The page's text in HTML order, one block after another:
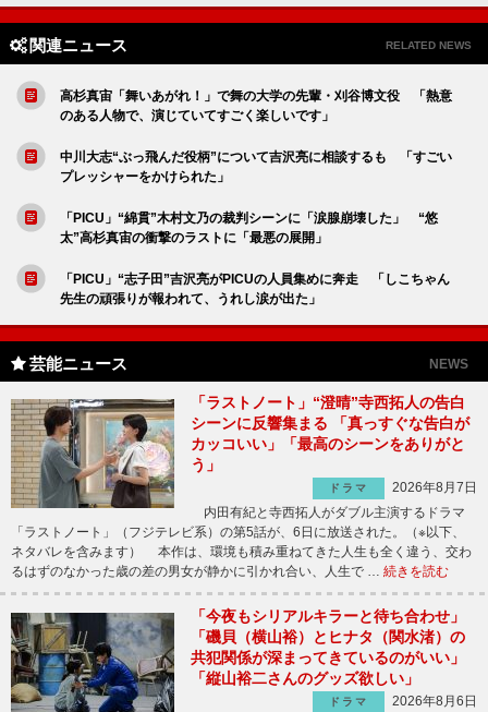
関連ニュース RELATED NEWS
高杉真宙「舞いあがれ！」で舞の大学の先輩・刈谷博文役 「熱意
のある人物で、演じていてすごく楽しいです」
中川大志“ぶっ飛んだ役柄”について吉沢亮に相談するも 「すごい
プレッシャーをかけられた」
「PICU」“綿貫”木村文乃の裁判シーンに「涙腺崩壊した」 “悠
太”高杉真宙の衝撃のラストに「最悪の展開」
「PICU」“志子田”吉沢亮がPICUの人員集めに奔走 「しこちゃん
先生の頑張りが報われて、うれし涙が出た」
芸能ニュース NEWS
「ラストノート」“澄晴”寺西拓人の告白
シーンに反響集まる 「真っすぐな告白が
カッコいい」「最高のシーンをありがと
う」
ドラマ
2026年8月7日
内田有紀と寺西拓人がダブル主演するドラマ
「ラストノート」（フジテレビ系）の第5話が、6日に放送された。（※以下、
ネタバレを含みます） 本作は、環境も積み重ねてきた人生も全く違う、交わ
るはずのなかった歳の差の男女が静かに引かれ合い、人生で … 続きを読む
「今夜もシリアルキラーと待ち合わせ」
「磯貝（横山裕）とヒナタ（関水渚）の
共犯関係が深まってきているのがいい」
「縦山裕二さんのグッズ欲しい」
ドラマ
2026年8月6日